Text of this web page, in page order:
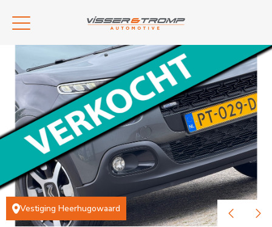
Vestiging Heerhugowaard